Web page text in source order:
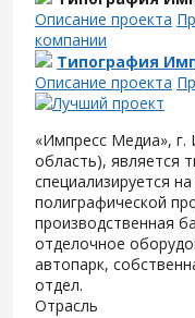
Описание проекта
компании
Типография
Описание проекта
«Импресс Медиа», г.
область), является
специализируется
полиграфической
производственная
отделочное
автопарк,
отдел.
Отрасль